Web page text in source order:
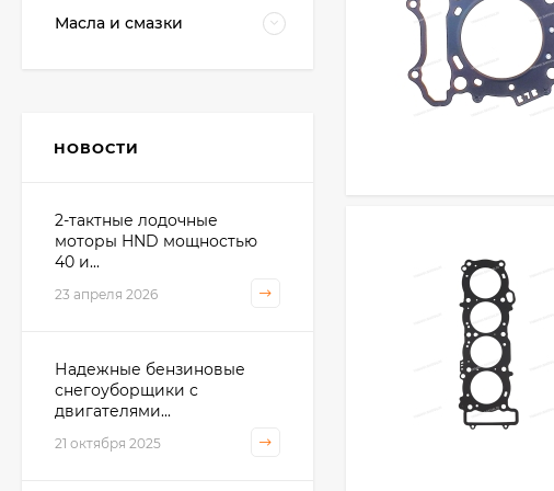
Масла и смазки
НОВОСТИ
2-тактные лодочные
моторы HND мощностью
40 и...
23 апреля 2026
Надежные бензиновые
снегоуборщики с
двигателями...
21 октября 2025